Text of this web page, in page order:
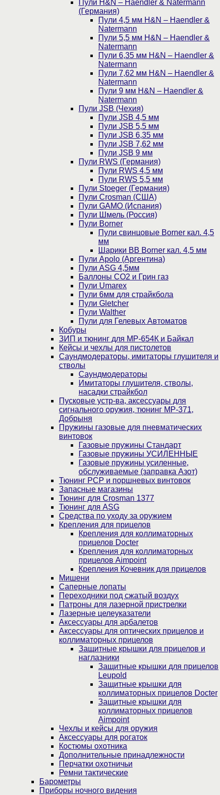
Пули H&N – Haendler & Natermann
(Германия)
Пули 4,5 мм H&N – Haendler &
Natermann
Пули 5,5 мм H&N – Haendler &
Natermann
Пули 6,35 мм H&N – Haendler &
Natermann
Пули 7,62 мм H&N – Haendler &
Natermann
Пули 9 мм H&N – Haendler &
Natermann
Пули JSB (Чехия)
Пули JSB 4,5 мм
Пули JSB 5,5 мм
Пули JSB 6,35 мм
Пули JSB 7,62 мм
Пули JSB 9 мм
Пули RWS (Германия)
Пули RWS 4,5 мм
Пули RWS 5,5 мм
Пули Stoeger (Германия)
Пули Crosman (США)
Пули GAMO (Испания)
Пули Шмель (Россия)
Пули Borner
Пули свинцовые Borner кал. 4,5
мм
Шарики BB Borner кал. 4,5 мм
Пули Apolo (Аргентина)
Пули ASG 4,5мм
Баллоны CO2 и Грин газ
Пули Umarex
Пули 6мм для страйкбола
Пули Gletcher
Пули Walther
Пули для Гелевых Автоматов
Кобуры
ЗИП и тюнинг для МР-654К и Байкал
Кейсы и чехлы для пистолетов
Саундмодераторы, имитаторы глушителя и
стволы
Саундмодераторы
Имитаторы глушителя, стволы,
насадки страйкбол
Пусковые устр-ва, аксессуары для
сигнального оружия, тюнинг МР-371,
Добрыня
Пружины газовые для пневматических
винтовок
Газовые пружины Стандарт
Газовые пружины УСИЛЕННЫЕ
Газовые пружины усиленные,
обслуживаемые (заправка Азот)
Тюнинг PCP и поршневых винтовок
Запасные магазины
Тюнинг для Crosman 1377
Тюнинг для ASG
Средства по уходу за оружием
Крепления для прицелов
Крепления для коллиматорных
прицелов Docter
Крепления для коллиматорных
прицелов Aimpoint
Крепления Кочевник для прицелов
Мишени
Саперные лопаты
Переходники под сжатый воздух
Патроны для лазерной пристрелки
Лазерные целеуказатели
Аксессуары для арбалетов
Аксессуары для оптических прицелов и
коллиматорных прицелов
Защитные крышки для прицелов и
наглазники
Защитные крышки для прицелов
Leupold
Защитные крышки для
коллиматорных прицелов Docter
Защитные крышки для
коллиматорных прицелов
Aimpoint
Чехлы и кейсы для оружия
Аксессуары для рогаток
Костюмы охотника
Дополнительные принадлежности
Перчатки охотничьи
Ремни тактические
Барометры
Приборы ночного видения